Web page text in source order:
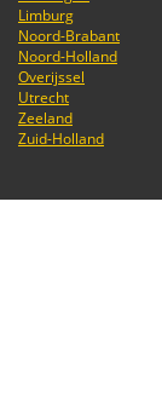
Limburg
Noord-Brabant
Noord-Holland
Overijssel
Utrecht
Zeeland
Zuid-Holland